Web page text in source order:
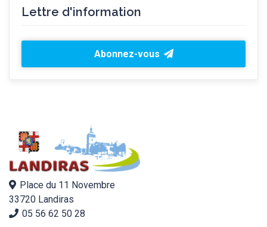
Lettre d'information
Abonnez-vous
Place du 11 Novembre
33720 Landiras
05 56 62 50 28